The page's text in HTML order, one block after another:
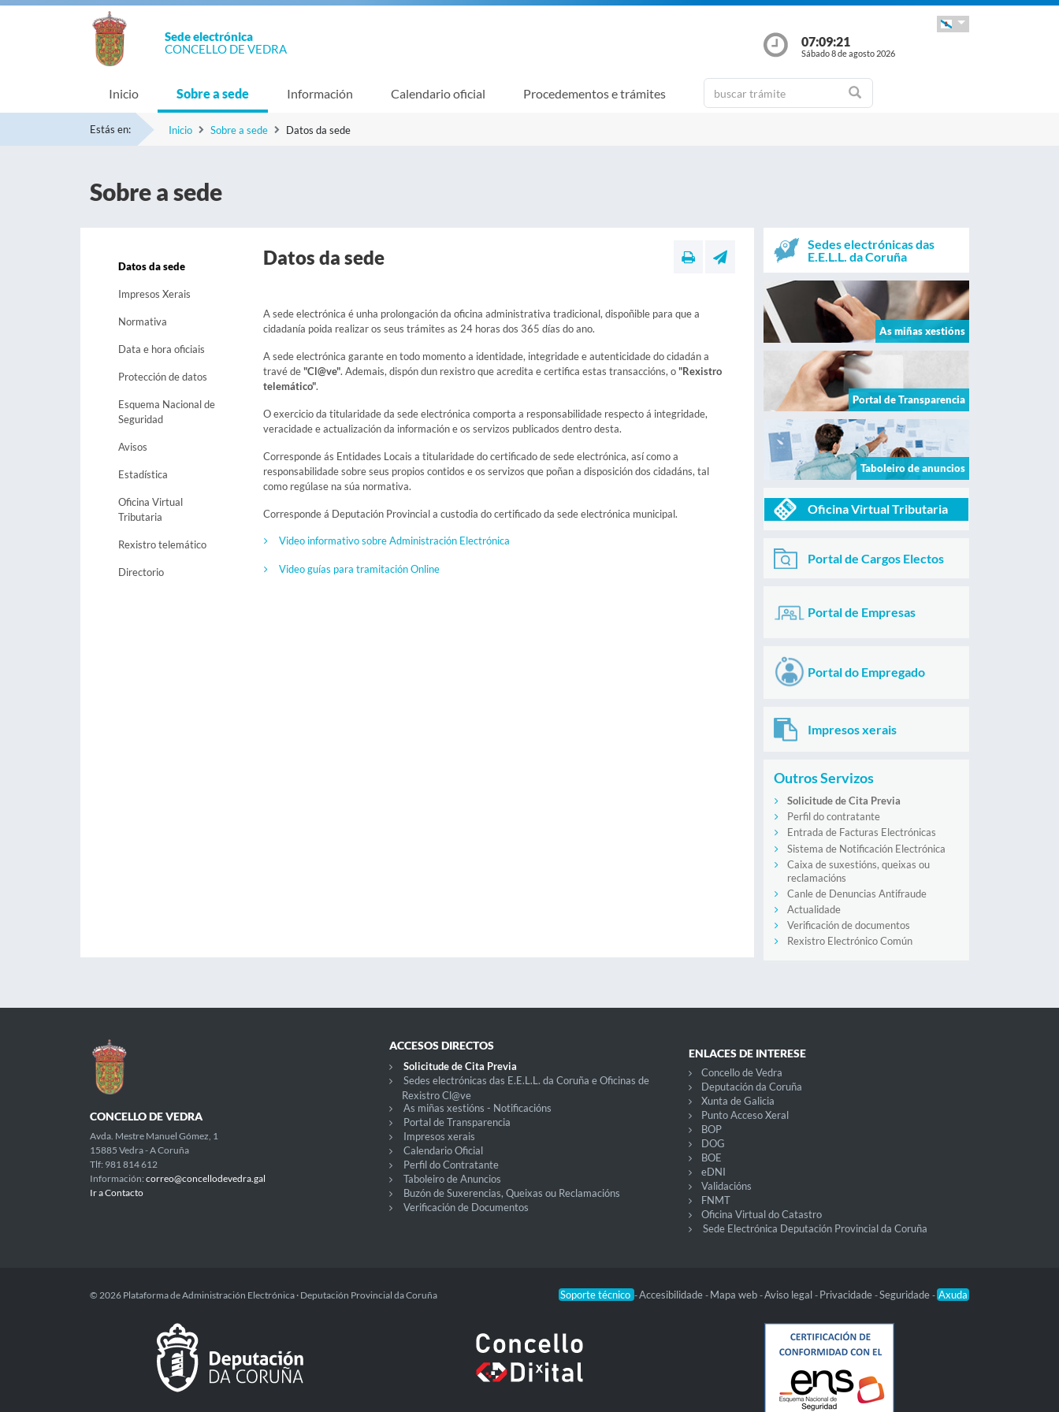
Sede electrónica
CONCELLO DE VEDRA
07:09:22
Sábado 8 de agosto 2026
Inicio Sobre a sede Información Calendario oficial Procedementos e trámites
Estás en: Inicio Sobre a sede Datos da sede
Sobre a sede
Datos da sede
Impresos Xerais
Normativa
Data e hora oficiais
Protección de datos
Esquema Nacional de
Seguridad
Avisos
Estadística
Oficina Virtual
Tributaria
Rexistro telemático
Directorio
Datos da sede
A sede electrónica é unha prolongación da oficina administrativa tradicional, dispoñible para que a
cidadanía poida realizar os seus trámites as 24 horas dos 365 días do ano.
A sede electrónica garante en todo momento a identidade, integridade e autenticidade do cidadán a
travé de"Cl@ve". Ademais, dispón dun rexistro que acredita e certifica estas transaccións, o"Rexistro
telemático".
O exercicio da titularidade da sede electrónica comporta a responsabilidade respecto á integridade,
veracidade e actualización da información e os servizos publicados dentro desta.
Corresponde ás Entidades Locais a titularidade do certificado de sede electrónica, así como a
responsabilidade sobre seus propios contidos e os servizos que poñan a disposición dos cidadáns, tal
como regúlase na súa normativa.
Corresponde á Deputación Provincial a custodia do certificado da sede electrónica municipal.
Video informativo sobre Administración Electrónica
Video guías para tramitación Online
Sedes electrónicas das
E.E.L.L. da Coruña
As miñas xestións
Portal de Transparencia
Taboleiro de anuncios
Oficina Virtual Tributaria
Portal de Cargos Electos
Portal de Empresas
Portal do Empregado
Impresos xerais
Outros Servizos
Solicitude de Cita Previa
Perfil do contratante
Entrada de Facturas Electrónicas
Sistema de Notificación Electrónica
Caixa de suxestións, queixas ou
reclamacións
Canle de Denuncias Antifraude
Actualidade
Verificación de documentos
Rexistro Electrónico Común
CONCELLO DE VEDRA
Avda. Mestre Manuel Gómez, 1
15885 Vedra - A Coruña
Tlf: 981 814 612
Información: correo@concellodevedra.gal
Ir a Contacto
ACCESOS DIRECTOS
Solicitude de Cita Previa
Sedes electrónicas das E.E.L.L. da Coruña e Oficinas de
Rexistro Cl@ve
As miñas xestións - Notificacións
Portal de Transparencia
Impresos xerais
Calendario Oficial
Perfil do Contratante
Taboleiro de Anuncios
Buzón de Suxerencias, Queixas ou Reclamacións
Verificación de Documentos
ENLACES DE INTERESE
Concello de Vedra
Deputación da Coruña
Xunta de Galicia
Punto Acceso Xeral
BOP
DOG
BOE
eDNI
Validacións
FNMT
Oficina Virtual do Catastro
Sede Electrónica Deputación Provincial da Coruña
Soporte técnico -Accesibilidade - Mapa web -Aviso legal - Privacidade -Seguridade - Axuda
© 2026 Plataforma de Administración Electrónica · Deputación Provincial da Coruña